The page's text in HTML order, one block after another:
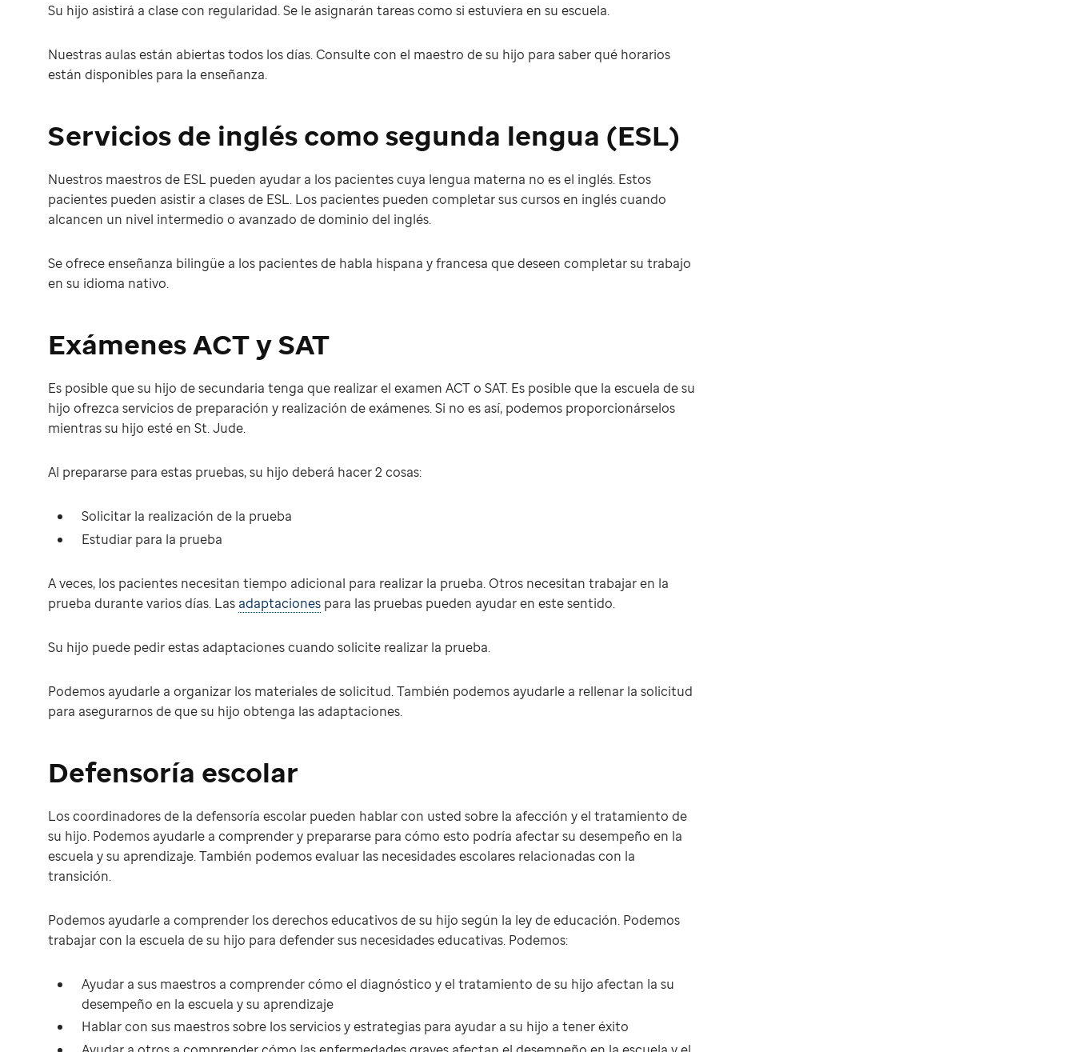
Su hijo asistirá a clase con regularidad. Se le asignarán tareas como si estuviera en su escuela.
Nuestras aulas están abiertas todos los días. Consulte con el maestro de su hijo para saber qué horarios
están disponibles para la enseñanza.
Servicios de inglés como segunda lengua (ESL)
Nuestros maestros de ESL pueden ayudar a los pacientes cuya lengua materna no es el inglés. Estos
pacientes pueden asistir a clases de ESL. Los pacientes pueden completar sus cursos en inglés cuando
alcancen un nivel intermedio o avanzado de dominio del inglés.
Se ofrece enseñanza bilingüe a los pacientes de habla hispana y francesa que deseen completar su trabajo
en su idioma nativo.
Exámenes ACT y SAT
Es posible que su hijo de secundaria tenga que realizar el examen ACT o SAT. Es posible que la escuela de su
hijo ofrezca servicios de preparación y realización de exámenes. Si no es así, podemos proporcionárselos
mientras su hijo esté en St. Jude.
Al prepararse para estas pruebas, su hijo deberá hacer 2 cosas:
Solicitar la realización de la prueba
Estudiar para la prueba
A veces, los pacientes necesitan tiempo adicional para realizar la prueba. Otros necesitan trabajar en la
prueba durante varios días. Las adaptaciones para las pruebas pueden ayudar en este sentido.
Su hijo puede pedir estas adaptaciones cuando solicite realizar la prueba.
Podemos ayudarle a organizar los materiales de solicitud. También podemos ayudarle a rellenar la solicitud
para asegurarnos de que su hijo obtenga las adaptaciones.
Defensoría escolar
Los coordinadores de la defensoría escolar pueden hablar con usted sobre la afección y el tratamiento de
su hijo. Podemos ayudarle a comprender y prepararse para cómo esto podría afectar su desempeño en la
escuela y su aprendizaje. También podemos evaluar las necesidades escolares relacionadas con la
transición.
Podemos ayudarle a comprender los derechos educativos de su hijo según la ley de educación. Podemos
trabajar con la escuela de su hijo para defender sus necesidades educativas. Podemos:
Ayudar a sus maestros a comprender cómo el diagnóstico y el tratamiento de su hijo afectan la su
desempeño en la escuela y su aprendizaje
Hablar con sus maestros sobre los servicios y estrategias para ayudar a su hijo a tener éxito